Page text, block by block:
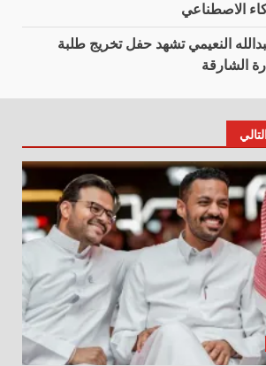
الاصطناعي
النعيمي تشهد حفل تخريج طلبة
الشارقة